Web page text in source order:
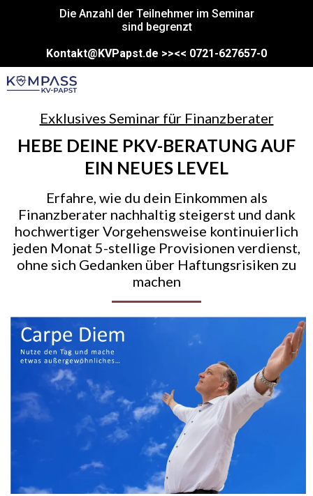
Die Anzahl der Teilnehmer im Seminar
sind begrenzt
Kontakt@KVPapst.de >><< 0721-627657-0
Exklusives Seminar für Finanzberater
HEBE DEINE PKV-BERATUNG AUF
EIN NEUES LEVEL
Erfahre, wie du dein Einkommen als
Finanzberater nachhaltig steigerst und dank
hochwertiger Vorgehensweise kontinuierlich
jeden Monat 5-stellige Provisionen verdienst,
ohne sich Gedanken über Haftungsrisiken zu
machen